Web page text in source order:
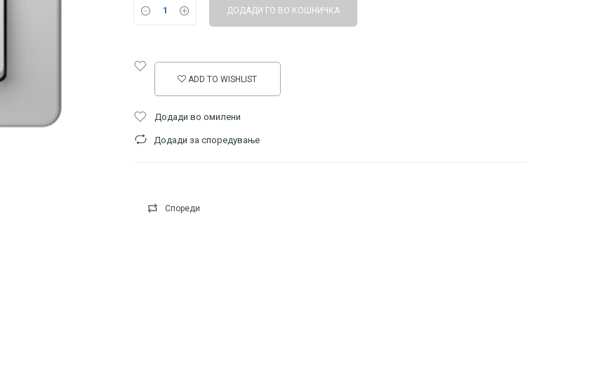
ДОДАДИ ГО ВО КОШНИЧКА
ADD TO WISHLIST
Додади во омилени
Додади за споредување
Спореди